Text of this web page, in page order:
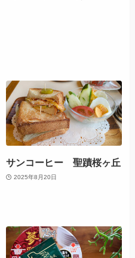
サンコーヒー 聖蹟桜ヶ丘
2025年8月20日